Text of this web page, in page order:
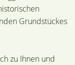
Grundstückes
zu Ihnen und